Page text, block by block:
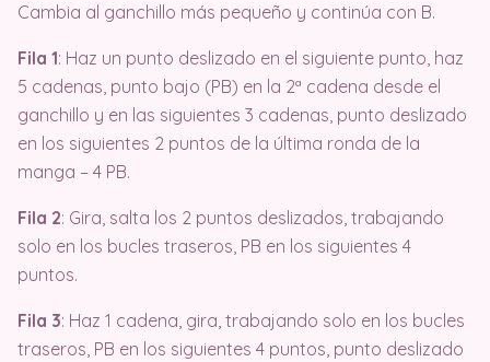
Cambia al ganchillo más pequeño y continúa con B.
Fila 1: Haz un punto deslizado en el siguiente punto, haz
5 cadenas, punto bajo (PB) en la 2ª cadena desde el
ganchillo y en las siguientes 3 cadenas, punto deslizado
en los siguientes 2 puntos de la última ronda de la
manga – 4 PB.
Fila 2: Gira, salta los 2 puntos deslizados, trabajando
solo en los bucles traseros, PB en los siguientes 4
puntos.
Fila 3: Haz 1 cadena, gira, trabajando solo en los bucles
traseros, PB en los siguientes 4 puntos, punto deslizado